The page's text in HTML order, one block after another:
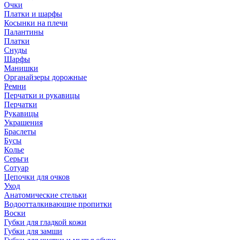
Очки
Платки и шарфы
Косынки на плечи
Палантины
Платки
Снуды
Шарфы
Манишки
Органайзеры дорожные
Ремни
Перчатки и рукавицы
Перчатки
Рукавицы
Украшения
Браслеты
Бусы
Колье
Серьги
Сотуар
Цепочки для очков
Уход
Анатомические стельки
Водоотталкивающие пропитки
Воски
Губки для гладкой кожи
Губки для замши